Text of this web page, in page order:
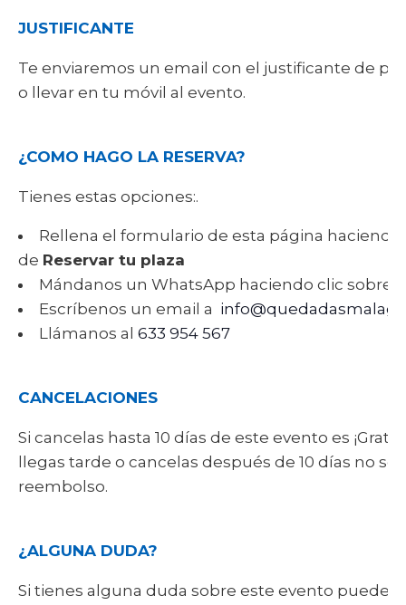
JUSTIFICANTE
Te enviaremos un email con el justificante de
o llevar en tu móvil al evento.
¿COMO HAGO LA RESERVA?
Tienes estas opciones:.
Rellena el formulario de esta página
de Reservar tu plaza
Mándanos un WhatsApp haciendo clic sobre
Escríbenos un email a
Llámanos al 633 954 567
CANCELACIONES
Si cancelas hasta 10 días de este evento es
llegas tarde o cancelas después de 10 días no
reembolso.
¿ALGUNA DUDA?
Si tienes alguna duda sobre este evento puedes